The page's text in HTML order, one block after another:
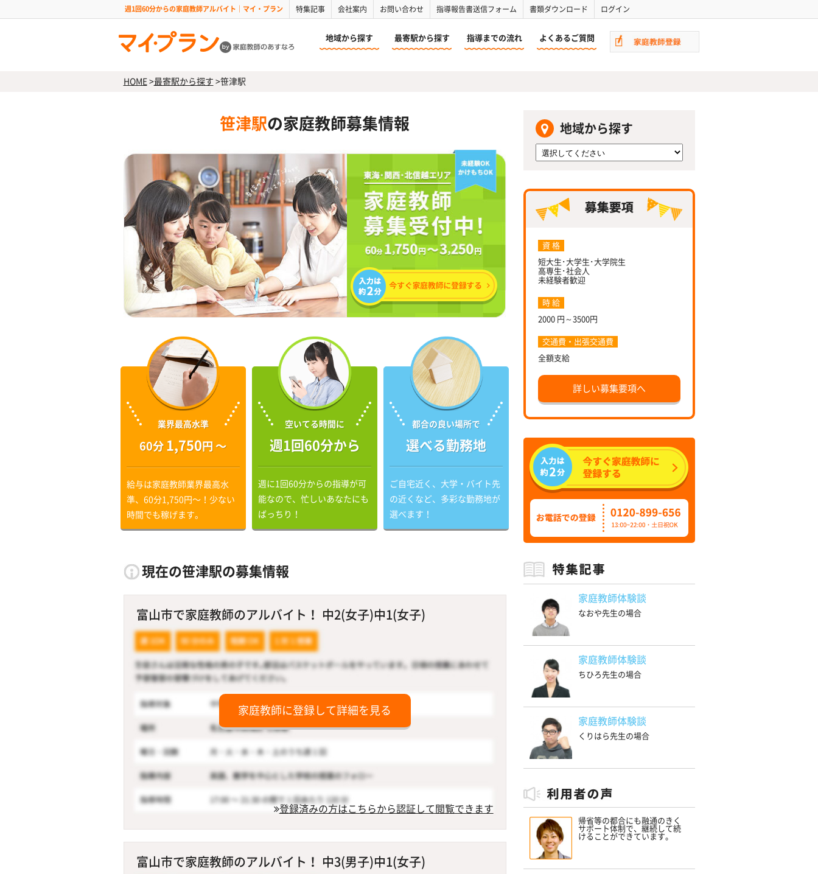
週1回60分からの家庭教師アルバイト｜マイ・プラン 特集記事 会社案内 お問い合わせ 指導報告書送信フォーム 書類ダウンロード ログイン
地域から探す 最寄駅から探す 指導までの流れ よくあるご質問
HOME>最寄駅から探す >笹津駅
笹津駅の家庭教師募集情報
業界最高水準
60分 1,750円 〜
給与は家庭教師業界最高水
準、60分1,750円〜！少ない
時間でも稼げます。
空いてる時間に
週1回60分から
週に1回60分からの指導が可
能なので、忙しいあなたにも
ばっちり！
都合の良い場所で
選べる勤務地
ご自宅近く、大学・バイト先
の近くなど、多彩な勤務地が
選べます！
現在の笹津駅の募集情報
富山市で家庭教師のアルバイト！ 中2(女子)中1(女子)
家庭教師に登録して詳細を見る
登録済みの方はこちらから認証して閲覧できます
富山市で家庭教師のアルバイト！ 中3(男子)中1(女子)
地域から探す
資 格
短大生･大学生･大学院生
高専生･社会人
未経験者歓迎
時 給
2000 円～3500円
交通費・出張交通費
全額支給
詳しい募集要項へ
家庭教師体験談
なおや先生の場合
家庭教師体験談
ちひろ先生の場合
家庭教師体験談
くりはら先生の場合
帰省等の都合にも融通のきく
サポート体制で、継続して続
けることができています。